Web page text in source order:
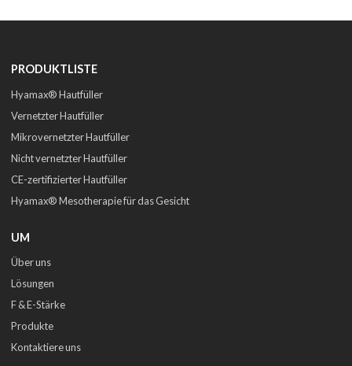
PRODUKTLISTE
Hyamax® Hautfüller
Vernetzter Hautfüller
Mikrovernetzter Hautfüller
Nicht vernetzter Hautfüller
CE-zertifizierter Hautfüller
Hyamax® Mesotherapie für das Gesicht
UM
Über uns
Lösungen
F & E-Stärke
Produkte
Kontaktiere uns